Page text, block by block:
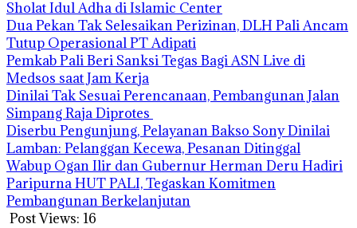
Sholat Idul Adha di Islamic Center
Dua Pekan Tak Selesaikan Perizinan, DLH Pali Ancam
Tutup Operasional PT Adipati
Pemkab Pali Beri Sanksi Tegas Bagi ASN Live di
Medsos saat Jam Kerja
Dinilai Tak Sesuai Perencanaan, Pembangunan Jalan
Simpang Raja Diprotes
Diserbu Pengunjung, Pelayanan Bakso Sony Dinilai
Lamban: Pelanggan Kecewa, Pesanan Ditinggal
Wabup Ogan Ilir dan Gubernur Herman Deru Hadiri
Paripurna HUT PALI, Tegaskan Komitmen
Pembangunan Berkelanjutan
Post Views: 16